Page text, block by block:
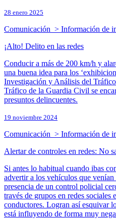
28 enero 2025
Comunicación > Información de
¡Alto! Delito en las redes
Conducir a más de 200 km/h y
una buena idea para los
Investigación y Análisis del
Tráfico de la Guardia Civil se
presuntos delincuentes.
19 noviembre 2024
Comunicación > Información de
Alertar de controles en redes: No
Si antes lo habitual cuando ibas
advertir a los vehículos que
presencia de un control policial
través de grupos en redes sociales
conductores. Logran así esquivar
está influyendo de forma muy